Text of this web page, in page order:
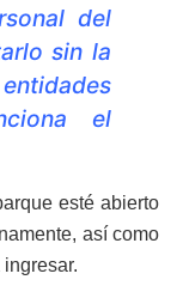
del
sin la
el
esté abierto
así como